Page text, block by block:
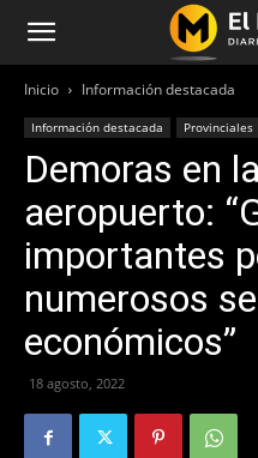
Inicio Información destacada
Información destacada Provinciales
Demoras en
aeropuerto:
importantes
numerosos
económicos”
18 agosto, 2022